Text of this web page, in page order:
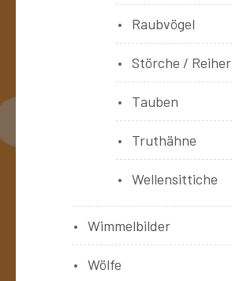
Raubvögel
Störche / Reiher
Tauben
Truthähne
Wellensittiche
Wimmelbilder
Wölfe